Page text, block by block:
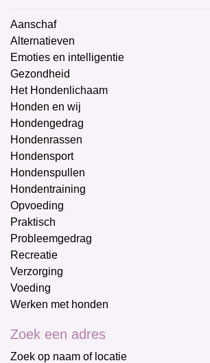
Aanschaf
Alternatieven
Emoties en intelligentie
Gezondheid
Het Hondenlichaam
Honden en wij
Hondengedrag
Hondenrassen
Hondensport
Hondenspullen
Hondentraining
Opvoeding
Praktisch
Probleemgedrag
Recreatie
Verzorging
Voeding
Werken met honden
Zoek een adres
Zoek op naam of locatie